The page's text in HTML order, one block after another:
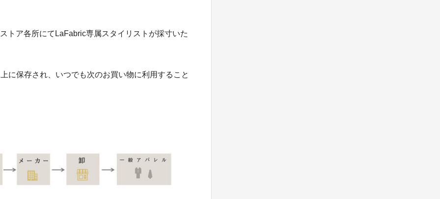
トア各所にてLaFabric専属スタイリストが採寸いた
に保存され、いつでも次のお買い物に利用すること